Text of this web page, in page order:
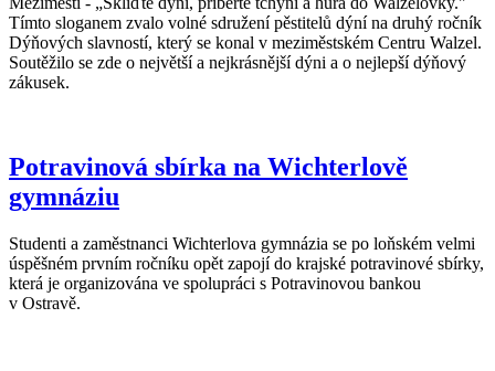
Tímto sloganem zvalo volné sdružení pěstitelů dýní na druhý ročník
Dýňových slavností, který se konal v meziměstském Centru Walzel.
Soutěžilo se zde o největší a nejkrásnější dýni a o nejlepší dýňový
zákusek.
Potravinová sbírka na Wichterlově
gymnáziu
Studenti a zaměstnanci Wichterlova gymnázia se po loňském velmi
úspěšném prvním ročníku opět zapojí do krajské potravinové sbírky,
která je organizována ve spolupráci s Potravinovou bankou
v Ostravě.